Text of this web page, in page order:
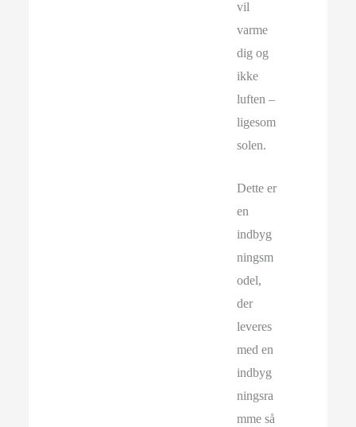
vil
varme
dig og
ikke
luften –
ligesom
solen.
Dette er
en
indbyg
ningsm
odel,
der
leveres
med en
indbyg
ningsra
mme så